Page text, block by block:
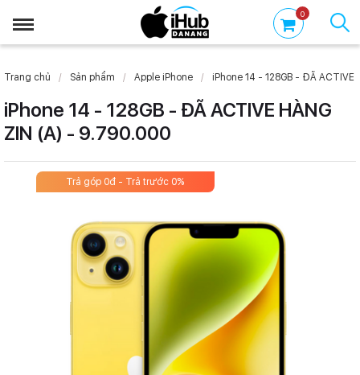
0
Trang chủ Sản phẩm Apple iPhone iPhone 14 - 128GB - ĐÃ ACTIVE
iPhone 14 - 128GB - ĐÃ ACTIVE HÀNG
ZIN (A) - 9.790.000
Trả góp 0đ - Trả trước 0%